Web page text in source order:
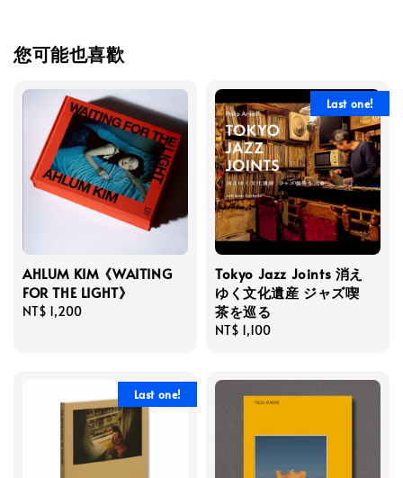
您可能也喜歡
AHLUM KIM《WAITING
FOR THE LIGHT》
Regular
NT$ 1,200
Last one!
Tokyo Jazz Joints 消え
ゆく文化遺産 ジャズ喫
茶を巡る
Regular
NT$ 1,100
Last one!